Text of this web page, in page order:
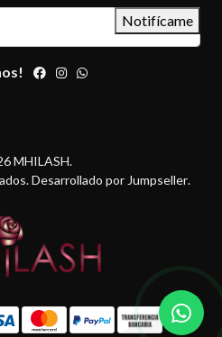
Notifícame
MHILASH.
Desarrollado por Jumpseller.